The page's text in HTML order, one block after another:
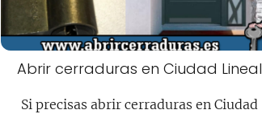
Abrir cerraduras en Ciudad Lineal
Si precisas abrir cerraduras en Ciudad